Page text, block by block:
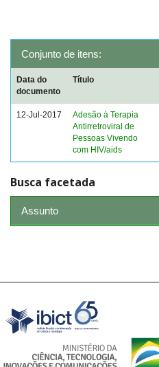
Conjunto de itens:
Data do
documento
Título
12-Jul-2017
Adesão à Terapia
Antirretroviral de
Pessoas Vivendo
com HIV/aids
Busca facetada
Assunto